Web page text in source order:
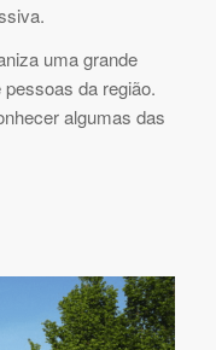
uma grande
da região.
algumas das